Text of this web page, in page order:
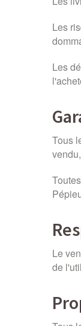
Les
Les
Tous
Le
de